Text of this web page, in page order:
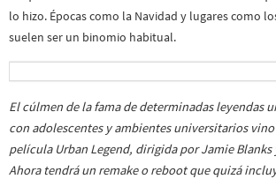
lo hizo. Épocas como la Navidad y lugares como
suelen ser un binomio habitual.
El cúlmen de la fama de determinadas leyendas
con adolescentes y ambientes universitarios
película Urban Legend, dirigida por Jamie Blanks
Ahora tendrá un remake o reboot que quizá